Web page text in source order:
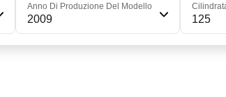
Anno Di Produzione Del Modello
2009 125